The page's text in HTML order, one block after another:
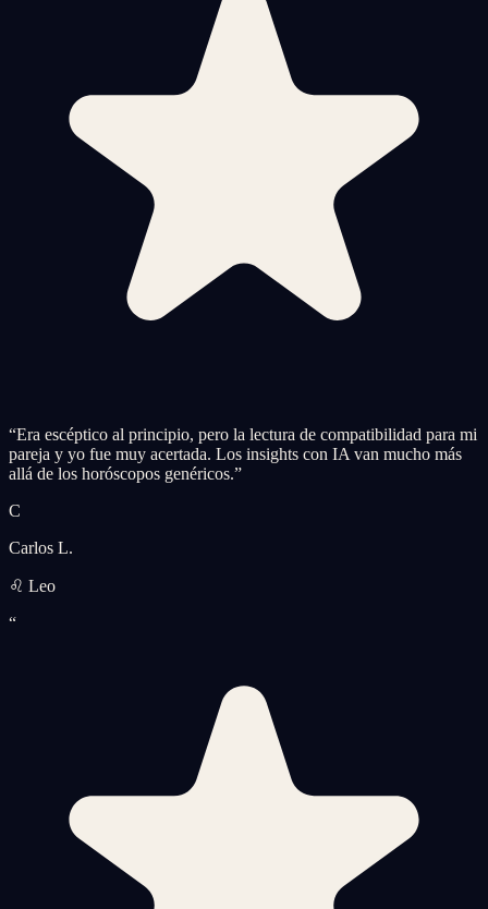
“Era escéptico al principio, pero la lectura de compatibilidad para mi
pareja y yo fue muy acertada. Los insights con IA van mucho más
allá de los horóscopos genéricos.”
C
Carlos L.
♌ Leo
“